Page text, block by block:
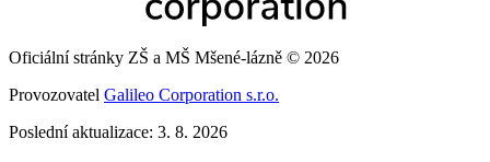
Oficiální stránky ZŠ a MŠ Mšené-lázně © 2026
Provozovatel Galileo Corporation s.r.o.
Poslední aktualizace: 3. 8. 2026